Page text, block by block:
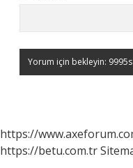
https://
https://betu.com.tr